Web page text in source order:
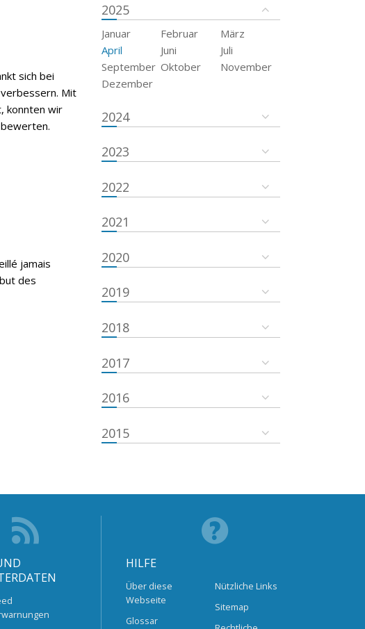
sich bei
Mit
konnten wir
jamais
des
2025
Januar Februar
März
April
Juni
Juli
September Oktober
November
Dezember
2024
2023
2022
2021
2020
2019
2018
2017
2016
2015
HILFE
Über diese
Webseite
Glossar
Nützliche Links
Sitemap